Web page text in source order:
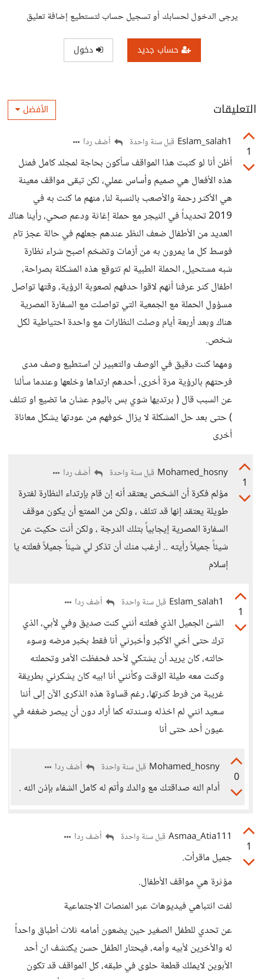
يرجى الدخول لحسابك أو تسجيل حساب لتستطيع إضافة تعليق
حساب جديد دخول
التعليقات الأفضل
1
Eslam_salah1 قبل سنة واحدة أضف ردا
أظن أنا لو كتبت هذا المواقف سأكون بحاجة لمجلد كامل فمثل
هذه الأفعال هي صميم وأساس عملي، لكن تبقى مواقف معينة
هي الأكثر رحمة والأصعب بالنسبة لنا، منهم ما كنت به في
2019 تحديداً في النيجر مع حملة إغاثة ودعم صحي، رأينا هناك
العديد من الأطفال ضعف النظر عندهم جعلهم في حالة عجز تام
فوسط كل ما يمرون به من أزمات وتضخم اصبح شراء نظارة
شبه مستحيل، الحملة الطبية لم تتوقع هذه المشكلة بصراحة،
اطفال كثر عرفنا أنهم لاقوا حدفهم لصعوبة الرؤية، وقتها تواصل
مسؤول الحملة مع الجمعية التي تواصلت مع السفارة المصرية
هناك وبعد أربعة أيام وصلت النظارات مع واحدة احتياطية لكل
شخص.
ومهما كنت دقيق في الوصف والتعبير لن استطيع وصف مدى
فرحتهم بالرؤية مرة أخرى، أحدهم ارتداها وخلعها وعندما سألنا
عن السبب قال ( برتديها شوي بس باليوم عشان ما تضيع او تتلف
) حتى بعد حل المشكلة لا يزال خوفهم من عودتها يشكل معاناة
أخرى
1
Mohamed_hosny قبل سنة واحدة أضف ردا
مؤلم فكرة أن الشخص يعتقد أنه إن قام بإرتداء النظارة لفترة
طويلة يعتقد إنها قد تتلف ، ولكن من الممتع أن يكون موقف
السفارة المصرية إيجابياً بتلك الدرجة ، ولكن أنت حكيت عن
شيئاً جميلاً رأيته .. أرغب منك أن تذكر لي شيئاً جميلاً فعلته يا
إسلام
1
Eslam_salah1 قبل سنة واحدة أضف ردا
الشئ الجميل الذي فعلته أنني كنت صديق وفي لأبي، الذي
ترك حتى أخي الأكبر وأخبرني أنا فقط بخبر مرضه وسوء
حالته، كان يريد أن يشتكي لأحد فحفظت الأمر وتحملته
وكنت معه طيلة الوقت وكأنني أنا ابيه كان يشكرني بطريقة
غريبة من فرط كثرتها، رغم قساوة هذه الذكرى الآن إلى أننا
سعيد انني لم اخذله وسندته كما أراد دون أن يبصر ضغفه في
عيون أحد حتى أنا
0
Mohamed_hosny قبل سنة واحدة أضف ردا
أدام الله صداقتك مع والدك وأتم له كامل الشفاء بإذن الله .
1
Asmaa_Atia111 قبل سنة واحدة أضف ردا
جميل ماقرأت.
مؤثرة هي مواقف الأطفال.
لفت انتباهي فيديوهات عبر المنصات الاجتماعية
عن تحدي للطفل الصغير حين يضعون أمامه ثلاث أطباق واحداً
له والأخرين لأبيه وأمه، فيحتار الطفل حسن يكتشف ان أحد
الأبوين لايملك قطعة حلوى في طبقه، كل المواقف قد تكون